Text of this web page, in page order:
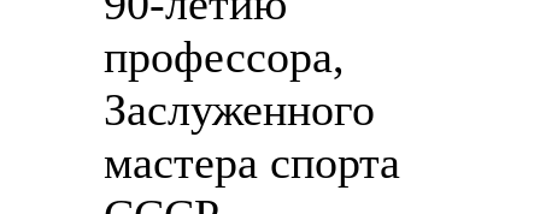
профессора,
Заслуженного
мастера спорта